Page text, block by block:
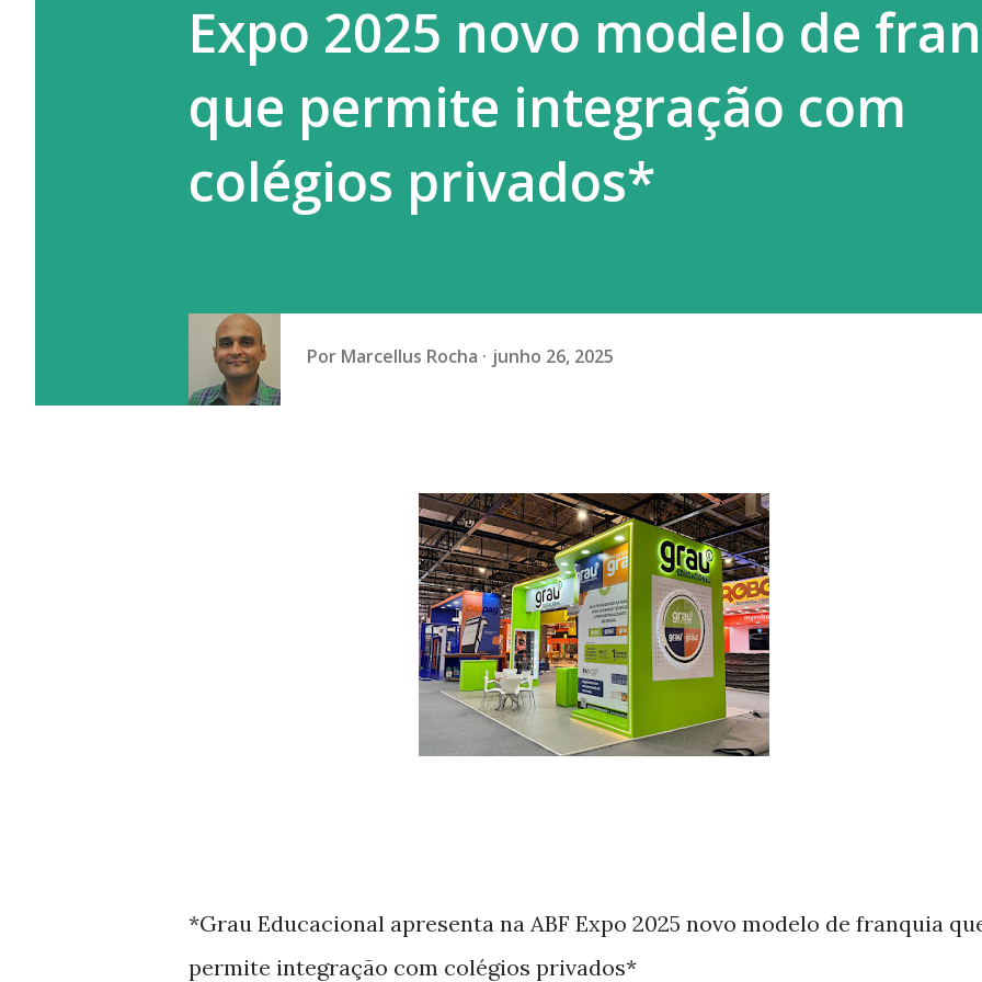
a prática do empregador que gera esse constrang...
Expo 2025 novo modelo de
que permite integração com
colégios privados*
Por Marcellus Rocha junho 26, 2025
*Grau Educacional apresenta na ABF Expo 2025 novo modelo de franquia
permite integração com colégios privados*